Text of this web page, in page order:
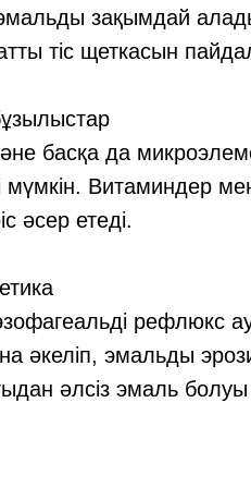
эмальды зақымдай
тіс щеткасын
басқа да
мүмкін.
әсер етеді.
рефлюкс
әкеліп, эмальды
әлсіз эмаль